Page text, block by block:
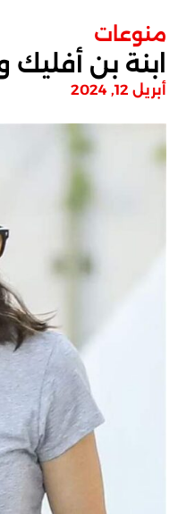
منوعات
ابنة بن أفليك
أبريل 12, 2024